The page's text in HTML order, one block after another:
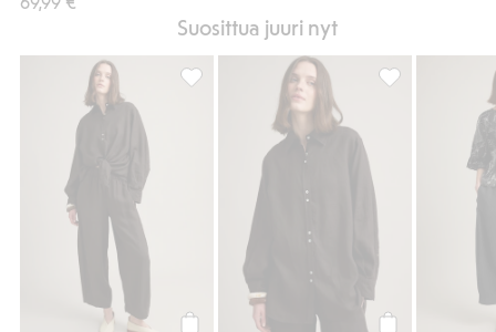
Suosittua juuri nyt
Pellavahousut barrel fit, Lisää suosikkeihin
Oversized-